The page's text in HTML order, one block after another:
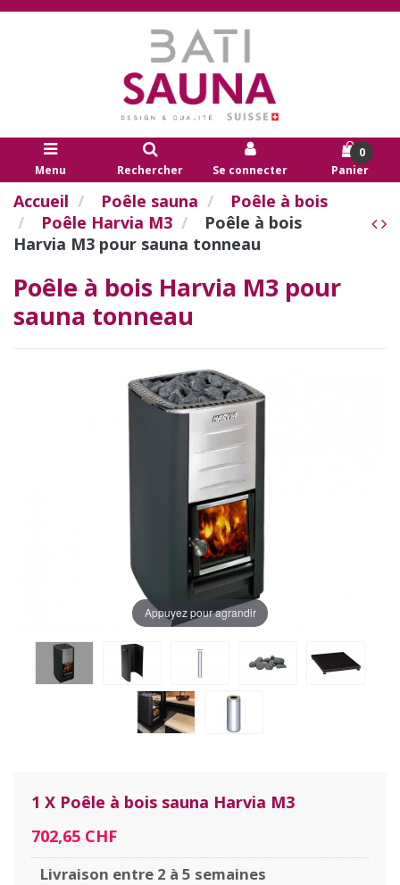
Menu Rechercher Se connecter
0
Panier
Accueil Poêle sauna
Poêle à bois
Poêle Harvia M3
Poêle à bois
Harvia M3 pour sauna tonneau
Poêle à bois Harvia M3 pour
sauna tonneau
Appuyez pour agrandir
1 X Poêle à bois sauna Harvia M3
702,65 CHF
Livraison entre 2 à 5 semaines